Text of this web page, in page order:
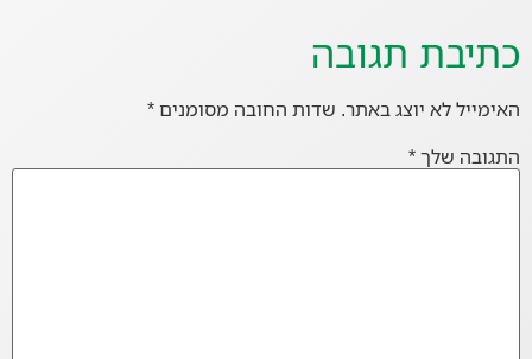
כתיבת תגובה
האימייל לא יוצג באתר. שדות החובה מסומנים*
התגובה שלך*